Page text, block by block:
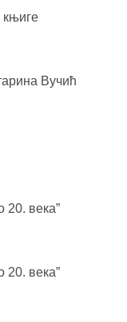
књиге
Вучић
20. века”
20. века”